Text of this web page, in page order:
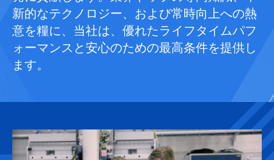
新的なテクノロジー、および常時向上への熱
意を糧に、当社は、優れたライフタイムパフ
ォーマンスと安心のための最高条件を提供し
ます。